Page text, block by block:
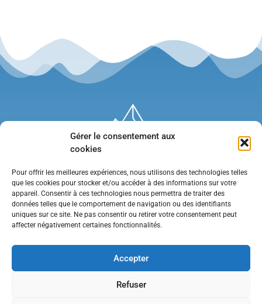
Gérer le consentement aux
cookies
Pour offrir les meilleures expériences, nous utilisons des technologies telles
que les cookies pour stocker et/ou accéder à des informations sur votre
appareil. Consentir à ces technologies nous permettra de traiter des
données telles que le comportement de navigation ou des identifiants
uniques sur ce site. Ne pas consentir ou retirer votre consentement peut
affecter négativement certaines fonctionnalités.
Accepter
Refuser
•Contact